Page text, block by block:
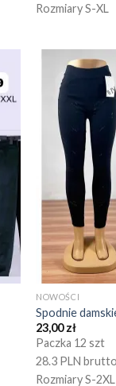
Rozmiary S-XL
NOWOŚCI
Spodnie
23,00zł
Paczka 12 szt
28.3 PLN brutto
Rozmiary S-2XL